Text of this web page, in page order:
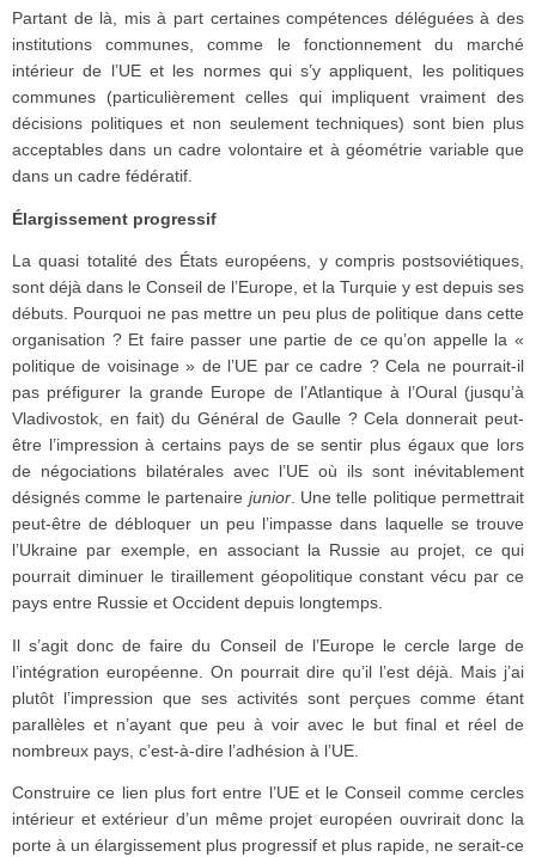
Partant de là, mis à part certaines compétences déléguées à des
institutions communes, comme le fonctionnement du marché
intérieur de l’UE et les normes qui s’y appliquent, les politiques
communes (particulièrement celles qui impliquent vraiment des
décisions politiques et non seulement techniques) sont bien plus
acceptables dans un cadre volontaire et à géométrie variable que
dans un cadre fédératif.
Élargissement progressif
La quasi totalité des États européens, y compris postsoviétiques,
sont déjà dans le Conseil de l’Europe, et la Turquie y est depuis ses
débuts. Pourquoi ne pas mettre un peu plus de politique dans cette
organisation ? Et faire passer une partie de ce qu’on appelle la «
politique de voisinage » de l’UE par ce cadre ? Cela ne pourrait-il
pas préfigurer la grande Europe de l’Atlantique à l’Oural (jusqu’à
Vladivostok, en fait) du Général de Gaulle ? Cela donnerait peut-
être l’impression à certains pays de se sentir plus égaux que lors
de négociations bilatérales avec l’UE où ils sont inévitablement
désignés comme le partenaire junior. Une telle politique permettrait
peut-être de débloquer un peu l’impasse dans laquelle se trouve
l’Ukraine par exemple, en associant la Russie au projet, ce qui
pourrait diminuer le tiraillement géopolitique constant vécu par ce
pays entre Russie et Occident depuis longtemps.
Il s’agit donc de faire du Conseil de l’Europe le cercle large de
l’intégration européenne. On pourrait dire qu’il l’est déjà. Mais j’ai
plutôt l’impression que ses activités sont perçues comme étant
parallèles et n’ayant que peu à voir avec le but final et réel de
nombreux pays, c’est-à-dire l’adhésion à l’UE.
Construire ce lien plus fort entre l’UE et le Conseil comme cercles
intérieur et extérieur d’un même projet européen ouvrirait donc la
porte à un élargissement plus progressif et plus rapide, ne serait-ce